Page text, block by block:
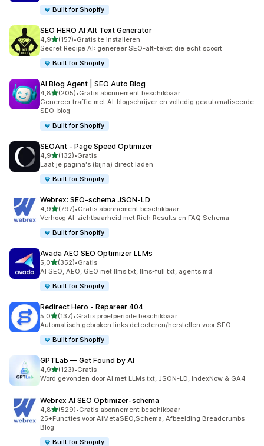
Built for Shopify
SEO HERO AI Alt Text Generator
4,9van 5 sterren
(157)
157 recensies in totaal
•Gratis te installeren
Secret Recipe AI: genereer SEO-alt-tekst die echt scoort
Built for Shopify
AI Blog Agent | SEO Auto Blog
4,8van 5 sterren
(205)
205 recensies in totaal
•Gratis abonnement beschikbaar
Genereer traffic met AI-blogschrijver en volledig geautomatiseerde
SEO-blog
Built for Shopify
SEOAnt ‑ Page Speed Optimizer
4,9van 5 sterren
(132)
132 recensies in totaal
•Gratis
Laat je pagina's (bijna) direct laden
Built for Shopify
Webrex: SEO‑schema JSON‑LD
4,9van 5 sterren
(797)
797 recensies in totaal
•Gratis abonnement beschikbaar
Verhoog AI-zichtbaarheid met Rich Results en FAQ Schema
Built for Shopify
Avada AEO SEO Optimizer LLMs
5,0van 5 sterren
(352)
352 recensies in totaal
•Gratis
AI SEO, AEO, GEO met llms.txt, llms-full.txt, agents.md
Built for Shopify
Redirect Hero ‑ Repareer 404
5,0van 5 sterren
(137)
137 recensies in totaal
•Gratis proefperiode beschikbaar
Automatisch gebroken links detecteren/herstellen voor SEO
Built for Shopify
GPTLab — Get Found by AI
4,9van 5 sterren
(123)
123 recensies in totaal
•Gratis
Word gevonden door AI met LLMs.txt, JSON-LD, IndexNow & GA4
Webrex AI SEO Optimizer‑schema
4,8van 5 sterren
(529)
529 recensies in totaal
•Gratis abonnement beschikbaar
25+Functies voor AIMetaSEO,Schema, Afbeelding Breadcrumbs
BIog
Built for Shopify